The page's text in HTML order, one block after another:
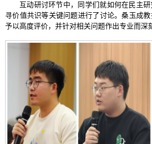
互动研讨环节中，同学们就如何在民主
寻价值共识等关键问题进行了讨论。桑玉成
予以高度评价，并针对相关问题作出专业而深